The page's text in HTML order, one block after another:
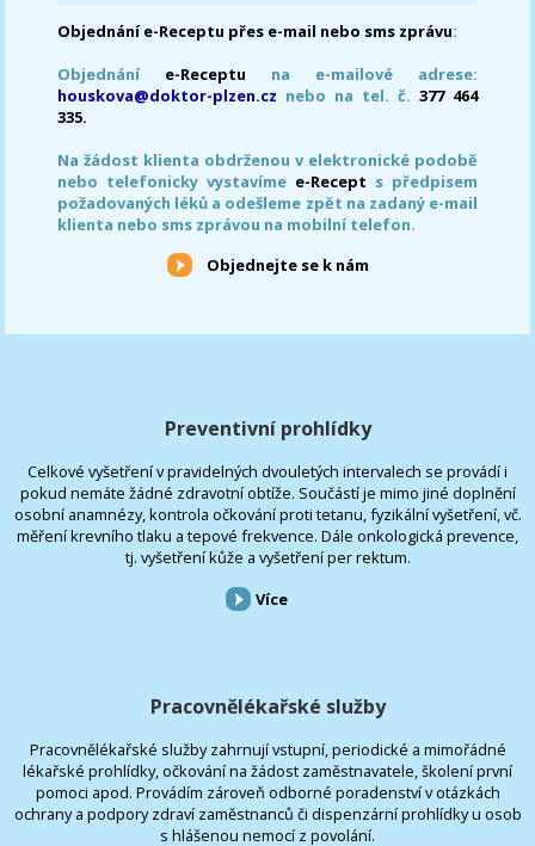
Objednání e-Receptu přes e-mail nebo sms zprávu:
Objednání e-Receptu na e-mailové adrese:
houskova@doktor-plzen.cz nebo na tel. č. 377 464
335.
Na žádost klienta obdrženou v elektronické podobě
nebo telefonicky vystavíme e-Recept s předpisem
požadovaných léků a odešleme zpět na zadaný e-mail
klienta nebo sms zprávou na mobilní telefon.
Objednejte se k nám
Preventivní prohlídky
Celkové vyšetření v pravidelných dvouletých intervalech se provádí i
pokud nemáte žádné zdravotní obtíže. Součástí je mimo jiné doplnění
osobní anamnézy, kontrola očkování proti tetanu, fyzikální vyšetření, vč.
měření krevního tlaku a tepové frekvence. Dále onkologická prevence,
tj. vyšetření kůže a vyšetření per rektum.
Více
Pracovnělékařské služby
Pracovnělékařské služby zahrnují vstupní, periodické a mimořádné
lékařské prohlídky, očkování na žádost zaměstnavatele, školení první
pomoci apod. Provádím zároveň odborné poradenství v otázkách
ochrany a podpory zdraví zaměstnanců či dispenzární prohlídky u osob
s hlášenou nemocí z povolání.